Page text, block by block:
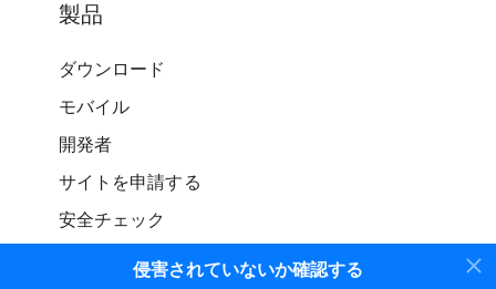
侵害されていないか確認する
製品
ダウンロード
モバイル
開発者
サイトを申請する
安全チェック